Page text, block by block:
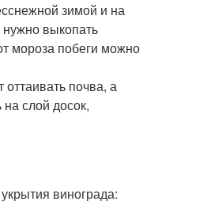
зимой и на
выкопать
мороза побеги можно
почва, а
слой досок,
винограда: